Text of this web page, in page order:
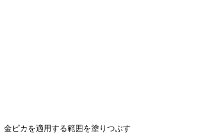
金ピカを適用する範囲を塗りつぶす